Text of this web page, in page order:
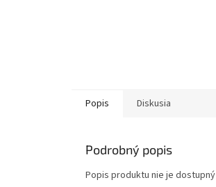
Popis Diskusia
Podrobný popis
Popis produktu nie je dostupný